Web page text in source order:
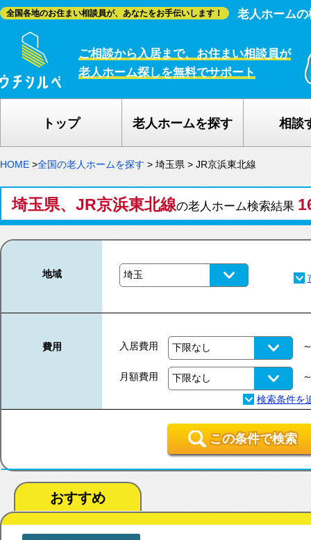
全国各地のお住まい相談員が、あなたをお手伝いします！ 老人ホーム
ご相談から入居まで、お住まい相談員が
老人ホーム探しを無料でサポート
トップ 老人ホームを探す 相談
HOME >全国の老人ホームを探す > 埼玉県 > JR京浜東北線
埼玉県、JR京浜東北線の老人ホーム検索結果
地域
費用 入居費用
月額費用
この条件で検索
おすすめ